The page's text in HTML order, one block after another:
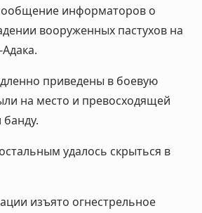
информаторов о
вооруженных пастухов на
приведены в боевую
на место и превосходящей
удалось скрыться в
изъято огнестрельное